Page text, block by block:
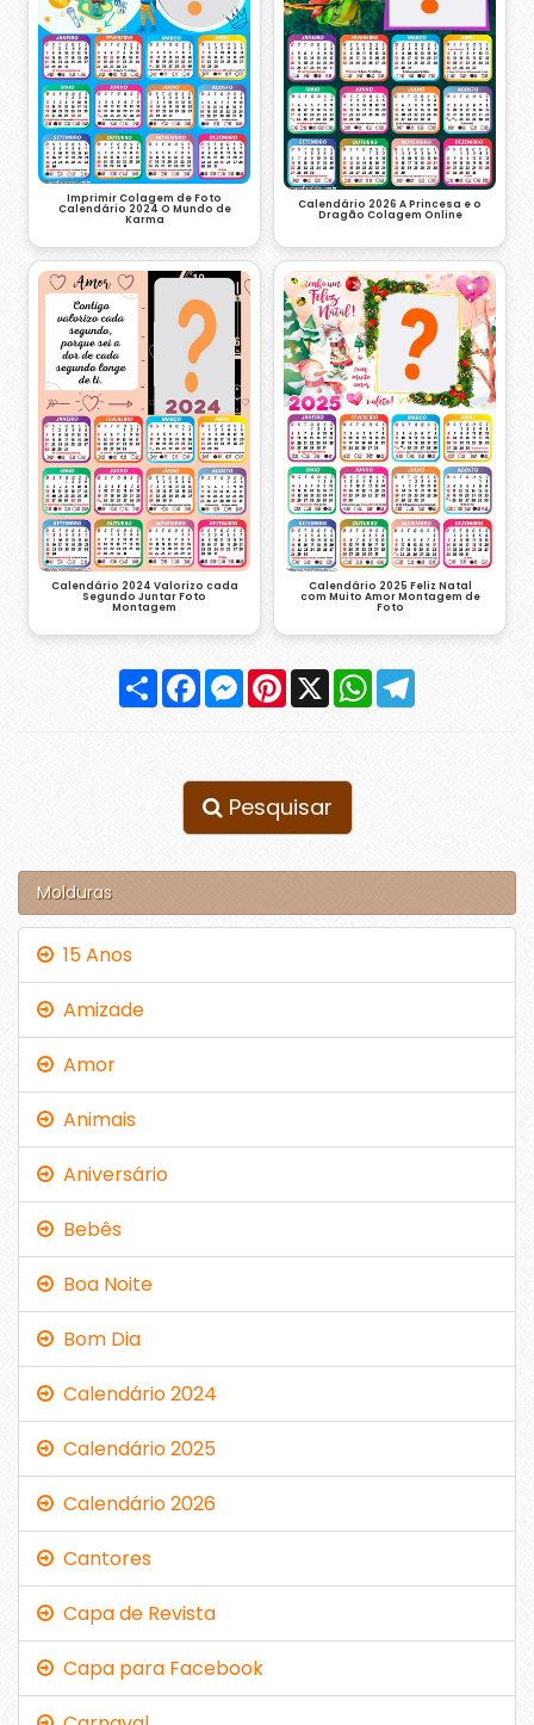
Imprimir Colagem de Foto
Calendário 2024 O Mundo de
Karma
Calendário 2026 A Princesa e o
Dragão Colagem Online
Calendário 2024 Valorizo cada
Segundo Juntar Foto
Montagem
Calendário 2025 Feliz Natal
com Muito Amor Montagem de
Foto
Compartilhar
FacebookMessenger
Pinterest
X WhatsApp
Pesquisar
Molduras
15 Anos
Amizade
Amor
Animais
Aniversário
Bebês
Boa Noite
Bom Dia
Calendário 2024
Calendário 2025
Calendário 2026
Cantores
Capa de Revista
Capa para Facebook